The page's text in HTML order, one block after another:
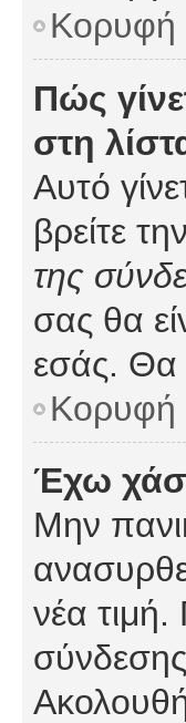
Κορυφή
Πώς
στη
Αυτό
βρείτε
της
σας θα
εσάς. Θα
Κορυφή
Έχω
Μην
νέα τιμή.